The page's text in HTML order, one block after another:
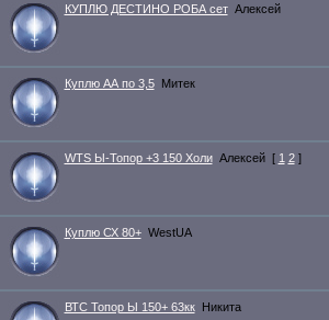
КУПЛЮ ДЕСТИНО РОБА сет Алексей
Куплю АА по 3,5
Митек
WTS Ы-Топор +3 150 Холи Алексей [ 1 2 ]
Куплю СХ 80+ WestUA
ВТС Топор Ы 150+ 63кк
Никита